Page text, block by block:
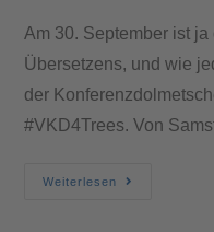
Am 30. September ist
Übersetzens, und wie
der
#VKD4Trees. Von
Weiterlesen